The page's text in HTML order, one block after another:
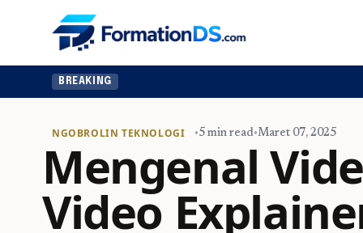
BREAKING
NGOBROLIN TEKNOLOGI •5 min read•Maret 07, 2025
Mengenal
Video